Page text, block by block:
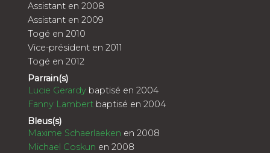
Assistant en 2008
Assistant en 2009
Togé en 2010
Vice-président en 2011
Togé en 2012
Parrain(s)
Lucie Gerardy baptisé en 2004
Fanny Lambert baptisé en 2004
Bleus(s)
Maxime Schaerlaeken en 2008
Michael Coskun en 2008